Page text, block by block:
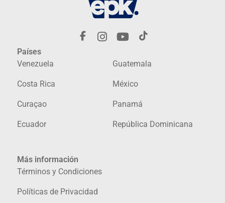
Países
Venezuela
Costa Rica
Curaçao
Ecuador
Guatemala
México
Panamá
República Dominicana
Más información
Términos y Condiciones
Políticas de Privacidad